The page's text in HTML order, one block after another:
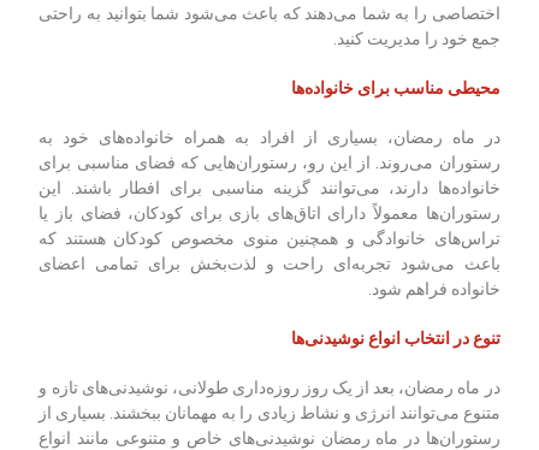
اختصاصی را به شما می‌دهند که باعث می‌شود شما بتوانید به راحتی
جمع خود را مدیریت کنید.
محیطی مناسب برای خانواده‌ها
در ماه رمضان، بسیاری از افراد به همراه خانواده‌های خود به
رستوران می‌روند. از این رو، رستوران‌هایی که فضای مناسبی برای
خانواده‌ها دارند، می‌توانند گزینه مناسبی برای افطار باشند. این
رستوران‌ها معمولاً دارای اتاق‌های بازی برای کودکان، فضای باز یا
تراس‌های خانوادگی و همچنین منوی مخصوص کودکان هستند که
باعث می‌شود تجربه‌ای راحت و لذت‌بخش برای تمامی اعضای
خانواده فراهم شود.
تنوع در انتخاب انواع نوشیدنی‌ها
در ماه رمضان، بعد از یک روز روزه‌داری طولانی، نوشیدنی‌های تازه و
متنوع می‌توانند انرژی و نشاط زیادی را به مهمانان ببخشند. بسیاری از
رستوران‌ها در ماه رمضان نوشیدنی‌های خاص و متنوعی مانند انواع